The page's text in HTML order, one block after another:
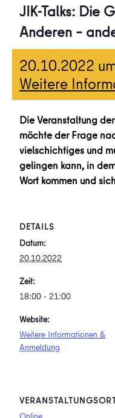
JIK-Talks: Die
Anderen –
20.10.2022
Weitere
Die Veranstaltung
möchte der Frage
vielschichtiges und
gelingen kann, in
Wort kommen und
DETAILS
Datum:
20.10.2022
Zeit:
18:00 - 21:00
Website:
Weitere Informationen &
Anmeldung